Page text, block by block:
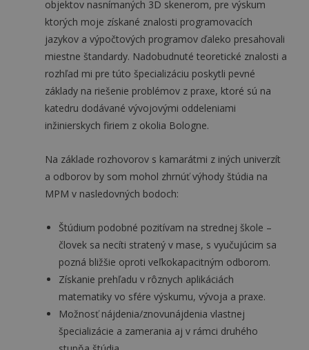
objektov nasnímaných 3D skenerom, pre výskum
ktorých moje získané znalosti programovacích
jazykov a výpočtových programov ďaleko presahovali
miestne štandardy. Nadobudnuté teoretické znalosti a
rozhľad mi pre túto špecializáciu poskytli pevné
základy na riešenie problémov z praxe, ktoré sú na
katedru dodávané vývojovými oddeleniami
inžinierskych firiem z okolia Bologne.
Na základe rozhovorov s kamarátmi z iných univerzít
a odborov by som mohol zhrnúť výhody štúdia na
MPM v nasledovných bodoch:
Štúdium podobné pozitívam na strednej škole –
človek sa necíti stratený v mase, s vyučujúcim sa
pozná bližšie oproti veľkokapacitným odborom.
Získanie prehľadu v rôznych aplikáciách
matematiky vo sfére výskumu, vývoja a praxe.
Možnosť nájdenia/znovunájdenia vlastnej
špecializácie a zamerania aj v rámci druhého